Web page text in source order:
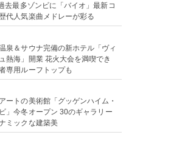
去最多ゾンビに「バイオ」最新コ
代人気楽曲メドレーが彩る
泉＆サウナ完備の新ホテル「ヴィ
熱海」開業 花火大会を満喫でき
専用ルーフトップも
ートの美術館「グッゲンハイム・
」今冬オープン 30のギャラリー
ミックな建築美